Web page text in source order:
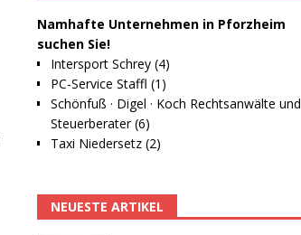
Namhafte Unternehmen in Pforzheim
suchen Sie!
Intersport Schrey (4)
PC-Service Staffl (1)
Schönfuß · Digel · Koch Rechtsanwälte und
Steuerberater (6)
Taxi Niedersetz (2)
NEUESTE ARTIKEL